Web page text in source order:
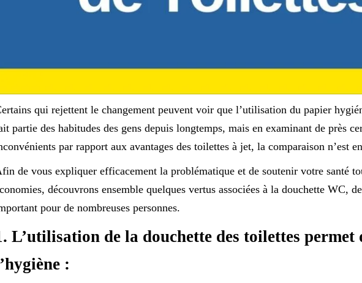
qui rejettent le changement peuvent voir que l’utilisation du papier
partie des habitudes des gens depuis longtemps, mais en examinant de près
par rapport aux avantages des toilettes à jet, la comparaison n’est
de vous expliquer efficacement la problématique et de soutenir votre santé
découvrons ensemble quelques vertus associées à la douchette WC,
pour de nombreuses personnes.
L’utilisation de la douchette des toilettes permet
: